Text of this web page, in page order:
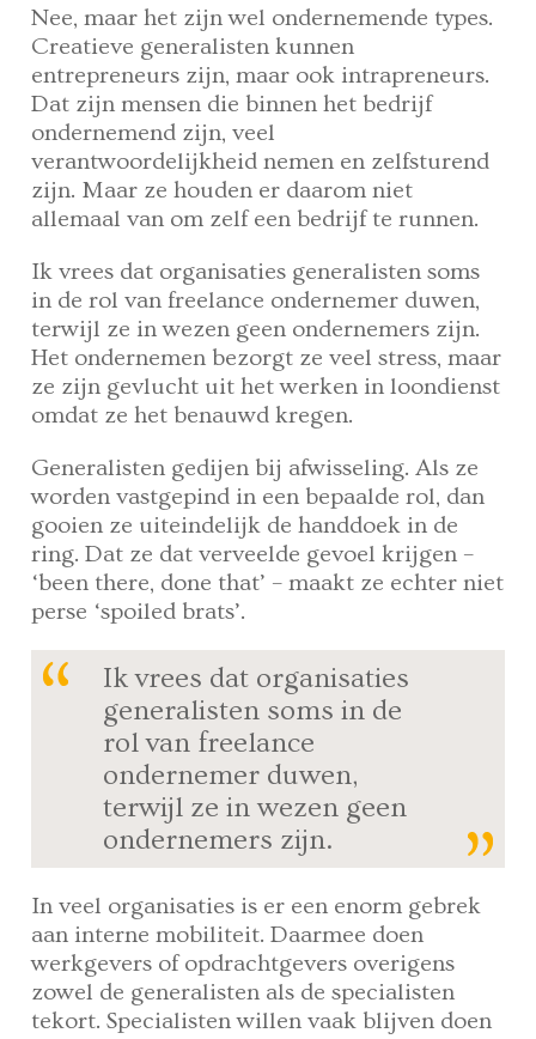
Nee, maar het zijn wel ondernemende types.
Creatieve generalisten kunnen
entrepreneurs zijn, maar ook intrapreneurs.
Dat zijn mensen die binnen het bedrijf
ondernemend zijn, veel
verantwoordelijkheid nemen en zelfsturend
zijn. Maar ze houden er daarom niet
allemaal van om zelf een bedrijf te runnen.
Ik vrees dat organisaties generalisten soms
in de rol van freelance ondernemer duwen,
terwijl ze in wezen geen ondernemers zijn.
Het ondernemen bezorgt ze veel stress, maar
ze zijn gevlucht uit het werken in loondienst
omdat ze het benauwd kregen.
Generalisten gedijen bij afwisseling. Als ze
worden vastgepind in een bepaalde rol, dan
gooien ze uiteindelijk de handdoek in de
ring. Dat ze dat verveelde gevoel krijgen –
‘been there, done that’ – maakt ze echter niet
perse ‘spoiled brats’.
Ik vrees dat organisaties
generalisten soms in de
rol van freelance
ondernemer duwen,
terwijl ze in wezen geen
ondernemers zijn.
In veel organisaties is er een enorm gebrek
aan interne mobiliteit. Daarmee doen
werkgevers of opdrachtgevers overigens
zowel de generalisten als de specialisten
tekort. Specialisten willen vaak blijven doen